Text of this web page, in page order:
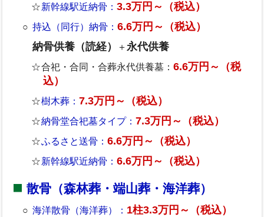
新幹線駅近納骨：3.3万円～（税込）
持込（同行）納骨：6.6万円～（税込）
納骨供養（読経）
＋永代供養
合祀・合同・合葬永代供養墓：6.6万円～（税
込）
樹木葬：7.3万円～（税込）
納骨堂合祀墓タイプ：7.3万円～（税込）
ふるさと送骨：6.6万円～（税込）
新幹線駅近納骨：6.6万円～（税込）
散骨（森林葬・端山葬・海洋葬）
海洋散骨（海洋葬）： 1柱3.3万円～（税込）